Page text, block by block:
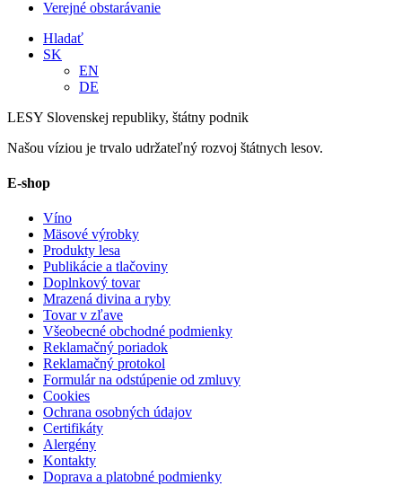
Verejné obstarávanie
Hladať
SK
EN
DE
LESY Slovenskej republiky, štátny podnik
Našou víziou je trvalo udržateľný rozvoj štátnych lesov.
E-shop
Víno
Mäsové výrobky
Produkty lesa
Publikácie a tlačoviny
Doplnkový tovar
Mrazená divina a ryby
Tovar v zľave
Všeobecné obchodné podmienky
Reklamačný poriadok
Reklamačný protokol
Formulár na odstúpenie od zmluvy
Cookies
Ochrana osobných údajov
Certifikáty
Alergény
Kontakty
Doprava a platobné podmienky